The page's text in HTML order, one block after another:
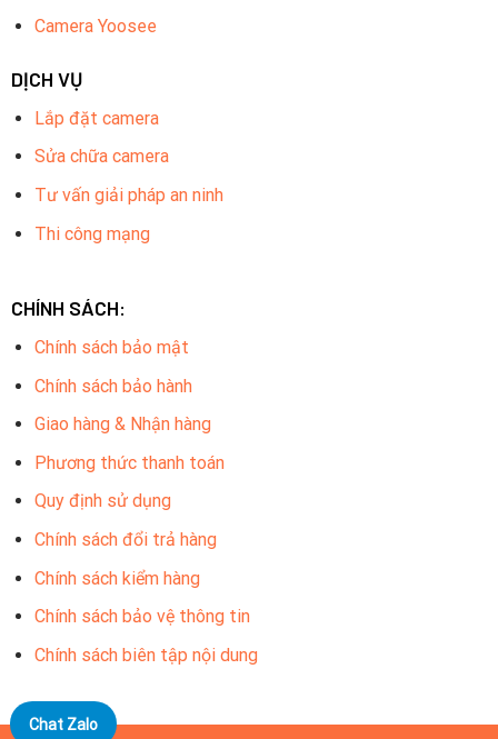
Camera Yoosee
DỊCH VỤ
Lắp đặt camera
Sửa chữa camera
Tư vấn giải pháp an ninh
Thi công mạng
CHÍNH SÁCH:
Chính sách bảo mật
Chính sách bảo hành
Giao hàng & Nhận hàng
Phương thức thanh toán
Quy định sử dụng
Chính sách đổi trả hàng
Chính sách kiểm hàng
Chính sách bảo vệ thông tin
Chính sách biên tập nội dung
Chat Zalo